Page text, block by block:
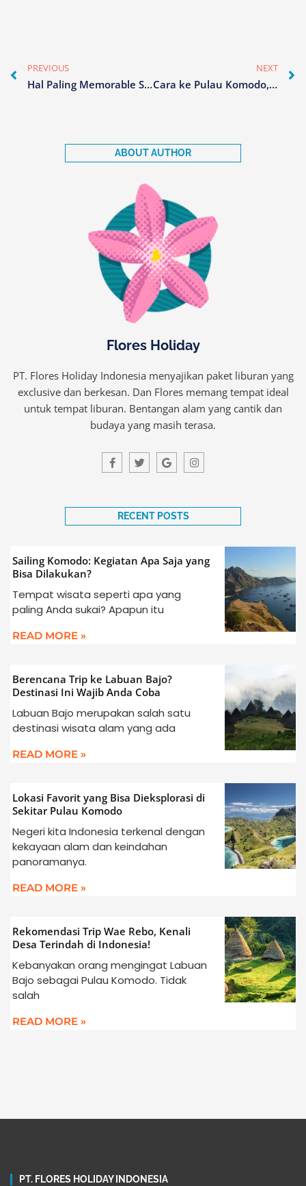
PREVIOUS
Hal Paling Memorable Saat Open Trip ke Labuan Bajo
NEXT
Cara ke Pulau Komodo, Buat yang Berangkat dari Bali
ABOUT AUTHOR
Flores Holiday
PT. Flores Holiday Indonesia menyajikan paket liburan yang
exclusive dan berkesan. Dan Flores memang tempat ideal
untuk tempat liburan. Bentangan alam yang cantik dan
budaya yang masih terasa.
F
a
c
k
T
w
i
r
G
o
o
I
n
s
a
RECENT POSTS
Sailing Komodo: Kegiatan Apa Saja yang
Bisa Dilakukan?
Tempat wisata seperti apa yang
paling Anda sukai? Apapun itu
READ MORE »
Berencana Trip ke Labuan Bajo?
Destinasi Ini Wajib Anda Coba
Labuan Bajo merupakan salah satu
destinasi wisata alam yang ada
READ MORE »
Lokasi Favorit yang Bisa Dieksplorasi di
Sekitar Pulau Komodo
Negeri kita Indonesia terkenal dengan
kekayaan alam dan keindahan
panoramanya.
READ MORE »
Rekomendasi Trip Wae Rebo, Kenali
Desa Terindah di Indonesia!
Kebanyakan orang mengingat Labuan
Bajo sebagai Pulau Komodo. Tidak
salah
READ MORE »
PT. FLORES HOLIDAY INDONESIA